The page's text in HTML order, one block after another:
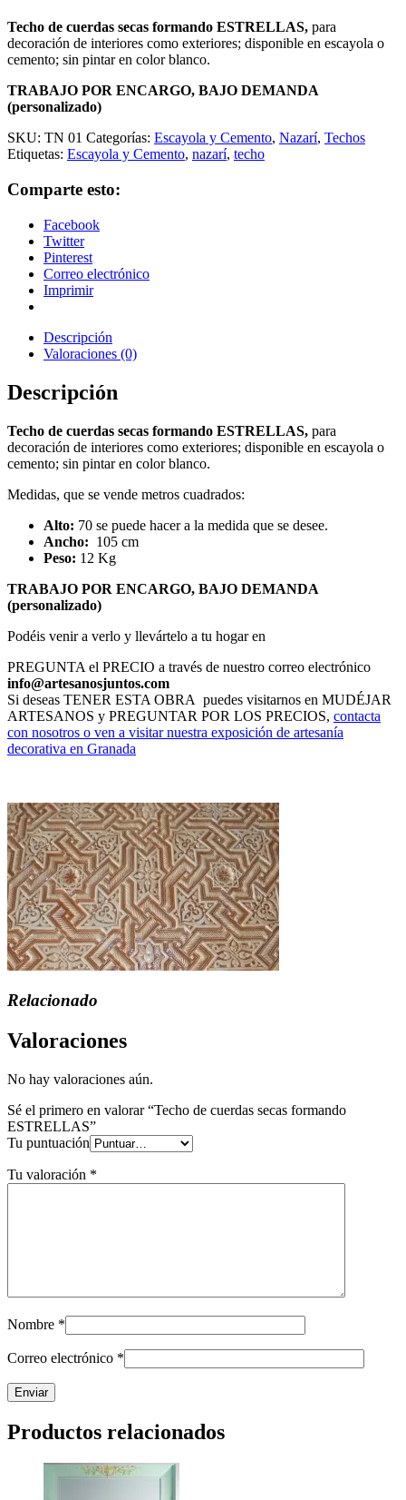
Techo de cuerdas secas formando ESTRELLAS, para
decoración de interiores como exteriores; disponible en escayola o
cemento; sin pintar en color blanco.
TRABAJO POR ENCARGO, BAJO DEMANDA
(personalizado)
SKU: TN 01 Categorías: Escayola y Cemento, Nazarí, Techos
Etiquetas: Escayola y Cemento, nazarí, techo
Comparte esto:
Facebook
Twitter
Pinterest
Correo electrónico
Imprimir
Descripción
Valoraciones (0)
Descripción
Techo de cuerdas secas formando ESTRELLAS, para
decoración de interiores como exteriores; disponible en escayola o
cemento; sin pintar en color blanco.
Medidas, que se vende metros cuadrados:
Alto: 70 se puede hacer a la medida que se desee.
Ancho: 105 cm
Peso: 12 Kg
TRABAJO POR ENCARGO, BAJO DEMANDA
(personalizado)
Podéis venir a verlo y llevártelo a tu hogar en
PREGUNTA el PRECIO a través de nuestro correo electrónico
info@artesanosjuntos.com
Si deseas TENER ESTA OBRA puedes visitarnos en MUDÉJAR
ARTESANOS y PREGUNTAR POR LOS PRECIOS, contacta
con nosotros o ven a visitar nuestra exposición de artesanía
decorativa en Granada
Relacionado
Valoraciones
No hay valoraciones aún.
Sé el primero en valorar “Techo de cuerdas secas formando
ESTRELLAS”
Tu puntuación
Tu valoración *
Nombre *
Correo electrónico *
Productos relacionados